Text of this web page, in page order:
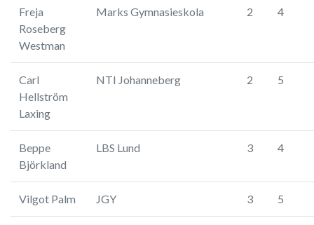
Freja
Roseberg
Westman
Marks Gymnasieskola 2 4
Carl
Hellström
Laxing
NTI Johanneberg 2 5
Beppe
Björkland
LBS Lund 3 4
Vilgot Palm JGY 3 5